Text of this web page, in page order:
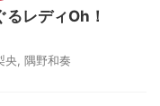
るレディOh！
央 隅野和奏